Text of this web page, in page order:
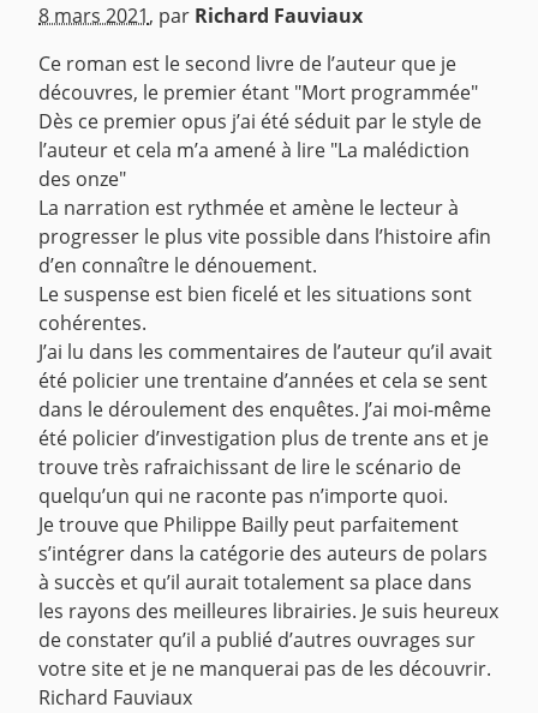
8 mars 2021, par Richard Fauviaux
Ce roman est le second livre de l’auteur que je
découvres, le premier étant "Mort programmée"
Dès ce premier opus j’ai été séduit par le style de
l’auteur et cela m’a amené à lire "La malédiction
des onze"
La narration est rythmée et amène le lecteur à
progresser le plus vite possible dans l’histoire afin
d’en connaître le dénouement.
Le suspense est bien ficelé et les situations sont
cohérentes.
J’ai lu dans les commentaires de l’auteur qu’il avait
été policier une trentaine d’années et cela se sent
dans le déroulement des enquêtes. J’ai moi-même
été policier d’investigation plus de trente ans et je
trouve très rafraichissant de lire le scénario de
quelqu’un qui ne raconte pas n’importe quoi.
Je trouve que Philippe Bailly peut parfaitement
s’intégrer dans la catégorie des auteurs de polars
à succès et qu’il aurait totalement sa place dans
les rayons des meilleures librairies. Je suis heureux
de constater qu’il a publié d’autres ouvrages sur
votre site et je ne manquerai pas de les découvrir.
Richard Fauviaux